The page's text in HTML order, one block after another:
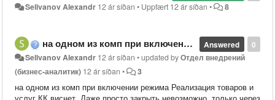
Selivanov Alexandr 12 ár síðan • Uppfært 12 ár síðan • 8
0
Answered
на одном из комп при включении режима Реализация товаров и услуг КК виснет
Selivanov Alexandr 12 ár síðan •updated byОтдел внедрений
(бизнес-аналитик) 12 ár síðan • 3
на одном из комп при включении режима Реализация товаров и